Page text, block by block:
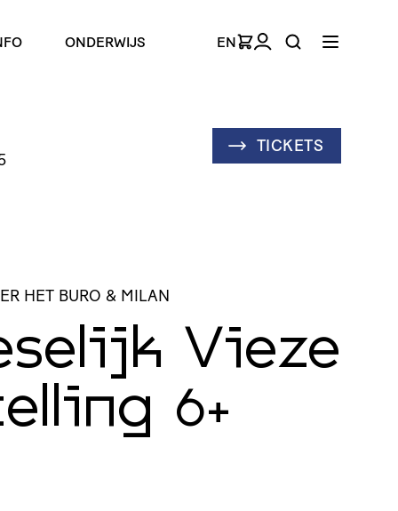
ONDERWIJS EN
TICKETS
HET BURO & MILAN
Vieze
6+